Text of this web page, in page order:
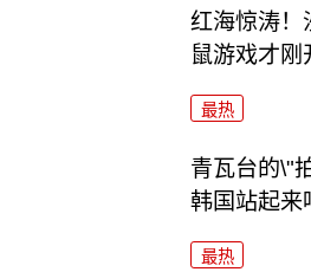
红海惊涛！
鼠游戏才刚
最热
青瓦台的\"
韩国站起来
最热